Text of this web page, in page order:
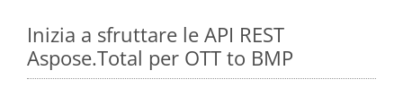
Inizia a sfruttare le API REST
Aspose.Total per OTT to BMP